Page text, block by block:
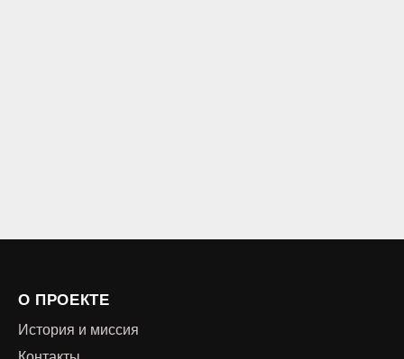
О ПРОЕКТЕ
История и миссия